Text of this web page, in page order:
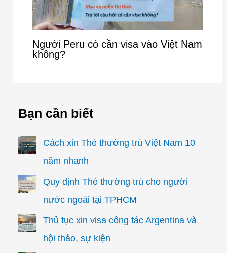
Người Peru có cần visa vào Việt Nam
không?
Bạn cần biết
Cách xin Thẻ thường trú Việt Nam 10
năm nhanh
Quy định Thẻ thường trú cho người
nước ngoài tại TPHCM
Thủ tục xin visa công tác Argentina và
hội thảo, sự kiện